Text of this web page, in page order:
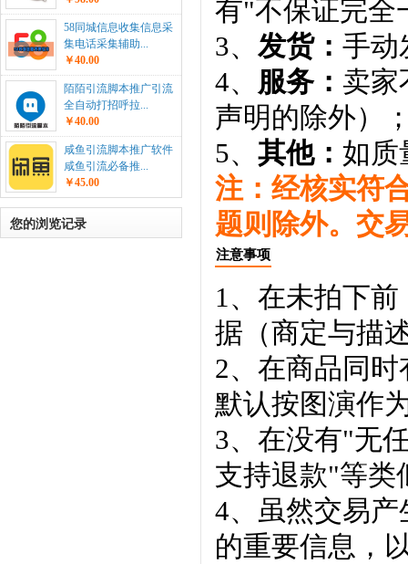
58同城信息收集信息采
集电话采集辅助...
￥40.00
陌陌引流脚本推广引流
全自动打招呼拉...
￥40.00
咸鱼引流脚本推广软件
咸鱼引流必备推...
￥45.00
您的浏览记录
有"不保证完全
3、 发货： 手动
4、 服务： 卖家
声明的除外）
5、 其他： 如质
注：经核实符
题则除外。交
注意事项
1、在未拍下
据（商定与描
2、在商品同
默认按图演作
3、在没有"无
支持退款"等类
4、虽然交易
的重要信息，